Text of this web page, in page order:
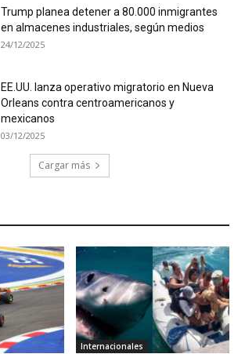
Trump planea detener a 80.000 inmigrantes
en almacenes industriales, según medios
24/12/2025
EE.UU. lanza operativo migratorio en Nueva
Orleans contra centroamericanos y
mexicanos
03/12/2025
Cargar más
Internacionales